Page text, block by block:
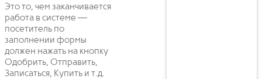
Это то, чем заканчивается
работа в системе —
посетитель по
заполнении формы
должен нажать на кнопку
Одобрить, Отправить,
Записаться, Купить и т.д.